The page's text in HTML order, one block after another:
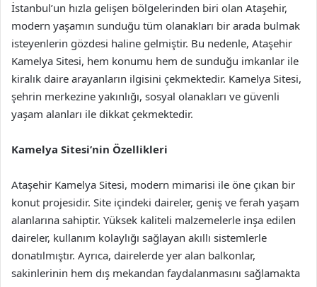
İstanbul’un hızla gelişen bölgelerinden biri olan Ataşehir,
modern yaşamın sunduğu tüm olanakları bir arada bulmak
isteyenlerin gözdesi haline gelmiştir. Bu nedenle, Ataşehir
Kamelya Sitesi, hem konumu hem de sunduğu imkanlar ile
kiralık daire arayanların ilgisini çekmektedir. Kamelya Sitesi,
şehrin merkezine yakınlığı, sosyal olanakları ve güvenli
yaşam alanları ile dikkat çekmektedir.
Kamelya Sitesi’nin Özellikleri
Ataşehir Kamelya Sitesi, modern mimarisi ile öne çıkan bir
konut projesidir. Site içindeki daireler, geniş ve ferah yaşam
alanlarına sahiptir. Yüksek kaliteli malzemelerle inşa edilen
daireler, kullanım kolaylığı sağlayan akıllı sistemlerle
donatılmıştır. Ayrıca, dairelerde yer alan balkonlar,
sakinlerinin hem dış mekandan faydalanmasını sağlamakta